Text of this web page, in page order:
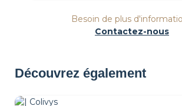
Besoin de plus
Contactez-nous
Découvrez également